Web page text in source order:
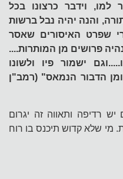
למו, וידבר כרצונו בכל
והנה יהיה נבל ברשות
שפרט האיסורים שאסר
פרושים מן המותרות....
ישמור פיו ולשונו
הדבור הנמאס" (רמב"ן
רדיפה ותאווה זה יגרום
מי שלא קדוש תיכנס בו רוח